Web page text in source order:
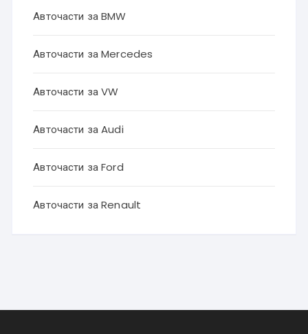
Авточасти за BMW
Авточасти за Mercedes
Авточасти за VW
Авточасти за Audi
Авточасти за Ford
Авточасти за Renault